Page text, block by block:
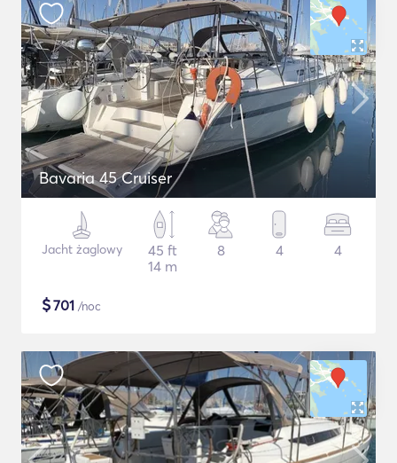
Bavaria 45 Cruiser
Jacht żaglowy
45 ft
14 m
8 4 4
$701 /noc